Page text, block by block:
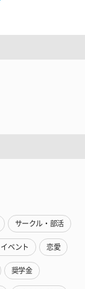
サークル・部活
ベント 恋愛
奨学金